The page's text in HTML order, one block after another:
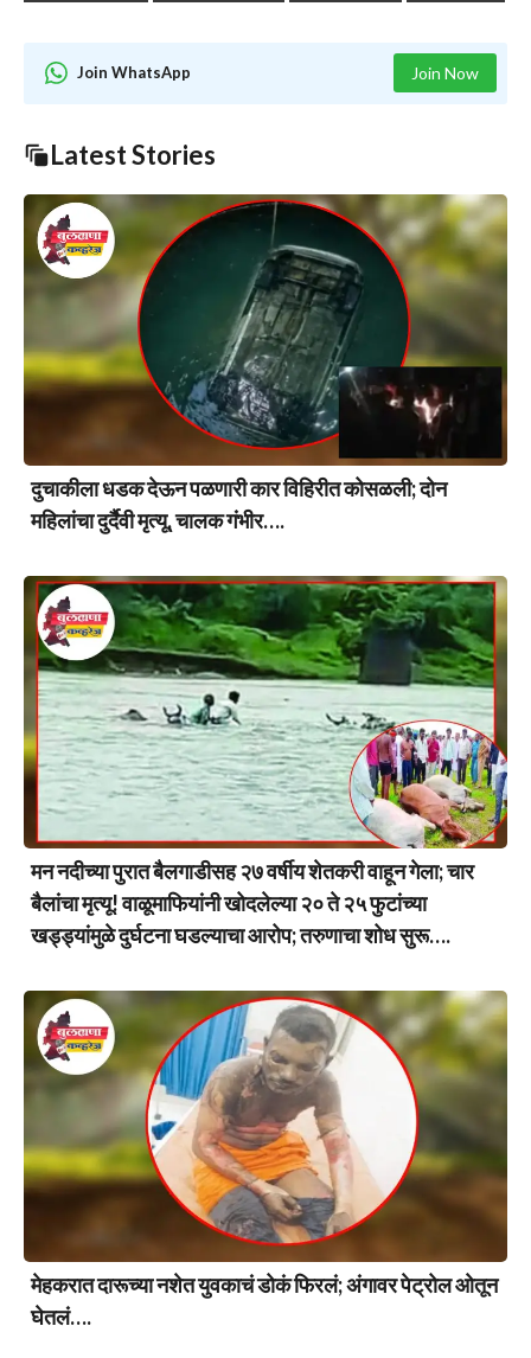
Join WhatsApp Join Now
Latest Stories
दुचाकीला धडक देऊन पळणारी कार विहिरीत कोसळली; दोन
महिलांचा दुर्दैवी मृत्यू, चालक गंभीर….
मन नदीच्या पुरात बैलगाडीसह २७ वर्षीय शेतकरी वाहून गेला; चार
बैलांचा मृत्यू! वाळूमाफियांनी खोदलेल्या २० ते २५ फुटांच्या
खड्ड्यांमुळे दुर्घटना घडल्याचा आरोप; तरुणाचा शोध सुरू….
मेहकरात दारूच्या नशेत युवकाचं डोकं फिरलं; अंगावर पेट्रोल ओतून
घेतलं….